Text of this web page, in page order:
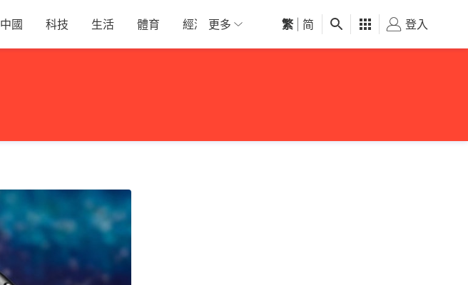
中國 科技 生活 體育 經濟 01深圳 觀點 健康 好食玩飛
更多 繁 简 登入